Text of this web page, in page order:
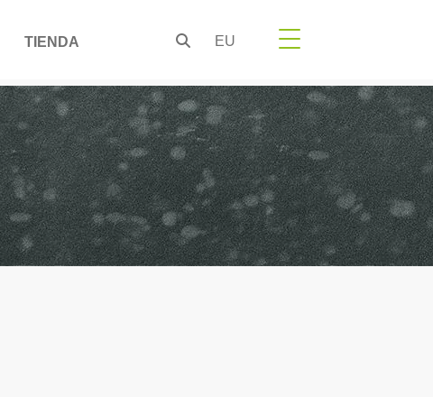
TIENDA EU